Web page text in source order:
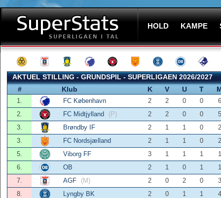
HOLD KAMPE
AKTUEL STILLING - GRUNDSPIL - SUPERLIGAEN 2026/2027
#
Klub K V U T
1. FC København 2 2 0 0
2.
FC Midtjylland (P) 2 2 0 0
3.
Brøndby IF 2 1 1 0
3.
FC Nordsjælland 2 1 1 0
5.
Viborg FF 3 1 1 1
6.
OB 2 1 0 1
7.
AGF (M) 2 0 2 0
8.
Lyngby BK 2 0 1 1